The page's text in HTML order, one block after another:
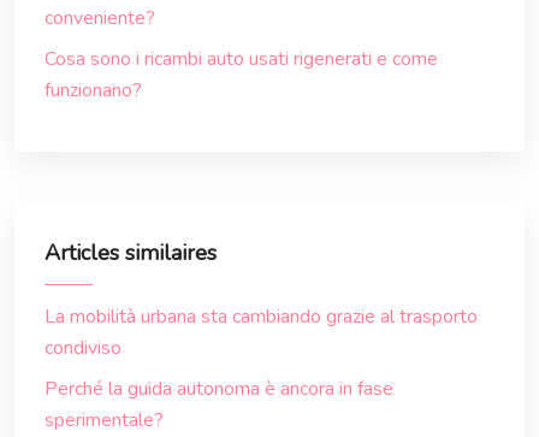
conveniente?
Cosa sono i ricambi auto usati rigenerati e come
funzionano?
Articles similaires
La mobilità urbana sta cambiando grazie al trasporto
condiviso
Perché la guida autonoma è ancora in fase
sperimentale?